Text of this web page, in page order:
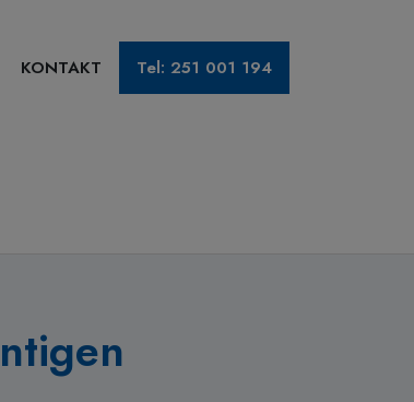
KONTAKT Tel: 251 001 194